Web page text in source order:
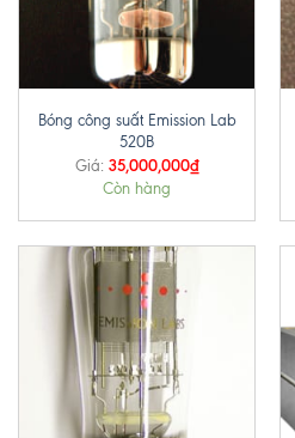
Bóng công suất Emission Lab
520B
Giá: 35,000,000₫
Còn hàng